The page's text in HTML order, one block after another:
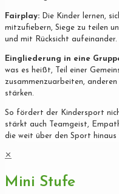
Fairplay: Die Kinder lernen,
mitzufiebern, Siege zu teilen
und mit Rücksicht aufeinander.
Eingliederung in eine
was es heißt, Teil einer
zusammenzuarbeiten,
stärken.
So fördert der Kindersport
stärkt auch Teamgeist,
die weit über den Sport hinaus
✕
Mini Stufe